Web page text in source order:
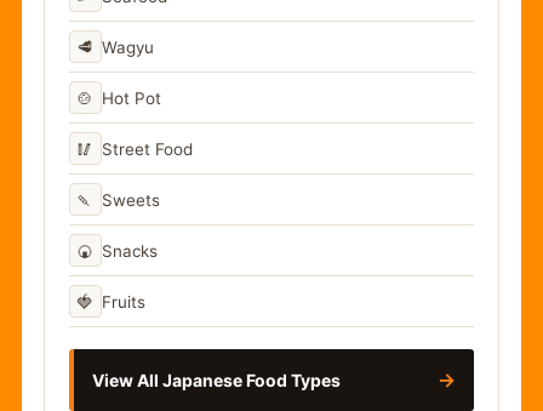
🥩 Wagyu
🍲 Hot Pot
🥢 Street Food
🍡 Sweets
🍘 Snacks
🍓 Fruits
View All Japanese Food Types →